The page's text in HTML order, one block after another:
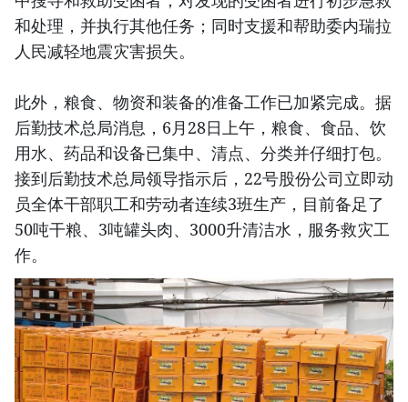
和处理，并执行其他任务；同时支援和帮助委内瑞拉
人民减轻地震灾害损失。
此外，粮食、物资和装备的准备工作已加紧完成。据
后勤技术总局消息，6月28日上午，粮食、食品、饮
用水、药品和设备已集中、清点、分类并仔细打包。
接到后勤技术总局领导指示后，22号股份公司立即动
员全体干部职工和劳动者连续3班生产，目前备足了
50吨干粮、3吨罐头肉、3000升清洁水，服务救灾工
作。